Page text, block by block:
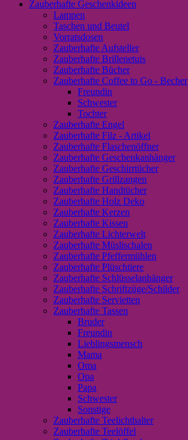
Zauberhafte Geschenkideen
Lampen
Taschen und Beutel
Vorratsdosen
Zauberhafte Aufsteller
Zauberhafte Brillenetuis
Zauberhafte Bücher
Zauberhafte Coffee to Go - Becher
Freundin
Schwester
Tochter
Zauberhafte Engel
Zauberhafte Filz - Artikel
Zauberhafte Flaschenöffner
Zauberhafte Geschenkanhänger
Zauberhafte Geschirrtücher
Zauberhafte Grillzangen
Zauberhafte Handtücher
Zauberhafte Holz Deko
Zauberhafte Kerzen
Zauberhafte Kissen
Zauberhafte Lichterwelt
Zauberhafte Müslischalen
Zauberhafte Pfeffermühlen
Zauberhafte Plüschtiere
Zauberhafte Schlüsselanhänger
Zauberhafte Schriftzüge/Schilder
Zauberhafte Servietten
Zauberhafte Tassen
Bruder
Freundin
Lieblingsmensch
Mama
Oma
Opa
Papa
Schwester
Sonstige
Zauberhafte Teelichthalter
Zauberhafte Teelöffel